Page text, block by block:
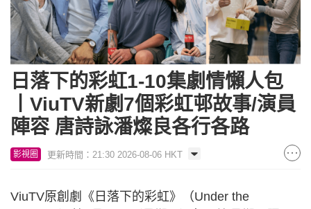
日落下的彩虹1-10集劇情懶人包
丨ViuTV新劇7個彩虹邨故事/演員
陣容 唐詩詠潘燦良各行各路
影視圈 更新時間：21:30 2026-08-06 HKT
ViuTV原創劇《日落下的彩虹》（Under the